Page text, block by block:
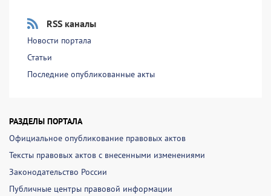
RSS каналы
Новости портала
Статьи
Последние опубликованные акты
РАЗДЕЛЫ ПОРТАЛА
Официальное опубликование правовых актов
Тексты правовых актов с внесенными изменениями
Законодательство России
Публичные центры правовой информации